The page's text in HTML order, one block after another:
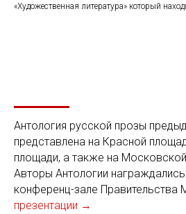
«Художественная литература» который
Антология русской прозы
представлена на Красной
площади, а также на
Авторы Антологии
конференц-зале Правительства
презентации →